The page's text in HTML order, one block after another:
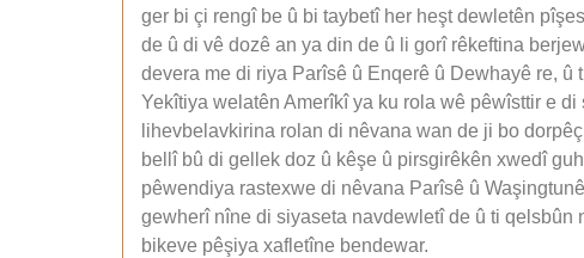
ger bi çi rengî be û bi taybetî her heşt dewletên
de û di vê dozê an ya din de û li gorî rêkeftina
devera me di riya Parîsê û Enqerê û Dewhayê re,
Yekîtiya welatên Amerîkî ya ku rola wê pêwîsttir e
lihevbelavkirina rolan di nêvana wan de ji bo
bellî bû di gellek doz û kêşe û pirsgirêkên xwedî
pêwendiya rastexwe di nêvana Parîsê û
gewherî nîne di siyaseta navdewletî de û ti
bikeve pêşiya xafletîne bendewar.